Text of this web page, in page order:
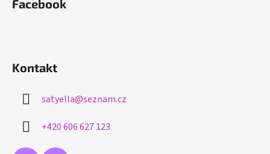
Facebook
Kontakt
satyella@seznam.cz
+420 606 627 123